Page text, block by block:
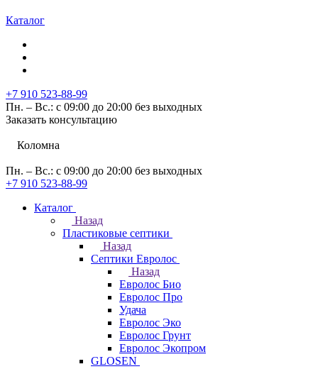
Каталог
+7 910 523-88-99
Пн. – Вс.: с 09:00 до 20:00 без выходных
Заказать консультацию
Коломна
Пн. – Вс.: с 09:00 до 20:00 без выходных
+7 910 523-88-99
Каталог
Назад
Пластиковые септики
Назад
Септики Евролос
Назад
Евролос Био
Евролос Про
Удача
Евролос Эко
Евролос Грунт
Евролос Экопром
GLOSEN